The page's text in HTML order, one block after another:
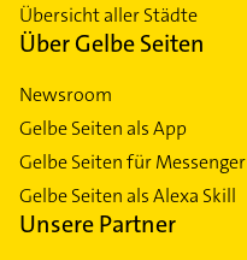
Übersicht aller Städte
Über Gelbe Seiten
Newsroom
Gelbe Seiten als App
Gelbe Seiten für Messenger
Gelbe Seiten als Alexa Skill
Unsere Partner